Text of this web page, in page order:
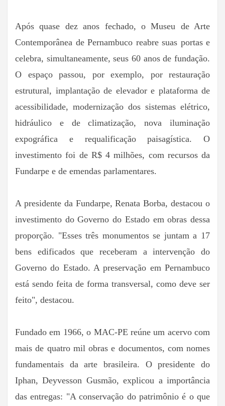
Após quase dez anos fechado, o Museu de Arte
Contemporânea de Pernambuco reabre suas portas e
celebra, simultaneamente, seus 60 anos de fundação.
O espaço passou, por exemplo, por restauração
estrutural, implantação de elevador e plataforma de
acessibilidade, modernização dos sistemas elétrico,
hidráulico e de climatização, nova iluminação
expográfica e requalificação paisagística. O
investimento foi de R$ 4 milhões, com recursos da
Fundarpe e de emendas parlamentares.
A presidente da Fundarpe, Renata Borba, destacou o
investimento do Governo do Estado em obras dessa
proporção. "Esses três monumentos se juntam a 17
bens edificados que receberam a intervenção do
Governo do Estado. A preservação em Pernambuco
está sendo feita de forma transversal, como deve ser
feito", destacou.
Fundado em 1966, o MAC-PE reúne um acervo com
mais de quatro mil obras e documentos, com nomes
fundamentais da arte brasileira. O presidente do
Iphan, Deyvesson Gusmão, explicou a importância
das entregas: "A conservação do patrimônio é o que